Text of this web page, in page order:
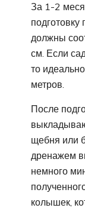
За 1-2
должны
см. Если
то
метров.
После
щебня или
дренажем
немного
колышек,